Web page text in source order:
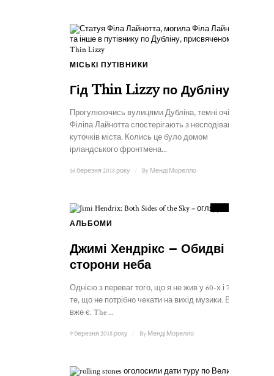
МІСЬКІ ПУТІВНИКИ
Гід Thin Lizzy по Дубліну
Прогулюючись вулицями Дубліна, темні очі
Філіпа Лайнотта спостерігають з несподіваних
куточків міста. Колись це було домом
ірландського фронтмена...
16 березня 2018 року By Менді Морелло
РАХУНОК
АЛЬБОМИ
Джимі Хендрікс – Обидві
сторони неба
Однією з переваг того, що я не жив у 60-х і 70-х, є
те, що не потрібно чекати на вихід музики. Все
вже є. The ...
9 березня 2018 року By Менді Морелло